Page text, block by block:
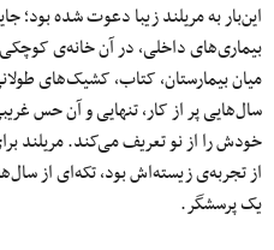
این‌بار به مریلند زیبا دعوت شده
بیماری‌های داخلی، در آن خانه‌ی کوچکی
میان بیمارستان، کتاب، کشیک‌های
سال‌هایی پر از کار، تنهایی و آن حس
خودش را از نو تعریف می‌کند. مریلند
از تجربه‌ی زیسته‌اش بود، تکه‌ای از
یک پرسشگر.